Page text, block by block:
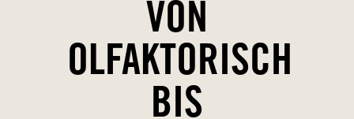
VON
OLFAKTORISCH
BIS